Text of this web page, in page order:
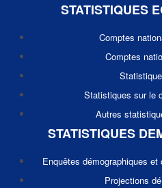
STATISTIQUES
Comptes
Comptes
Statistiques sur le
Autres
STATISTIQUES
Enquêtes démographiques
Projections